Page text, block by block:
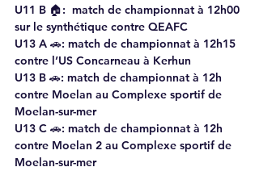
U11 B 🏠:  match de championnat à 12h00
sur le synthétique contre QEAFC
U13 A 🚗: match de championnat à 12h15
contre l’US Concarneau à Kerhun
U13 B 🚗: match de championnat à 12h
contre Moelan au Complexe sportif de
Moelan-sur-mer
U13 C 🚗: match de championnat à 12h
contre Moelan 2 au Complexe sportif de
Moelan-sur-mer